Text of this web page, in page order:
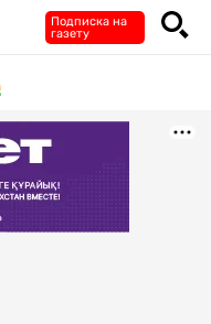
Подписка на
газету